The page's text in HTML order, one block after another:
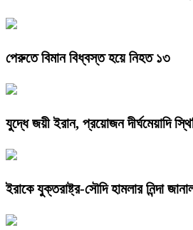
পেরুতে বিমান বিধ্বস্ত হয়ে নিহত ১৩
যুদ্ধে জয়ী ইরান, প্রয়োজন দীর্ঘমেয়াদি
ইরাকে যুক্তরাষ্ট্র-সৌদি হামলার নিন্দা